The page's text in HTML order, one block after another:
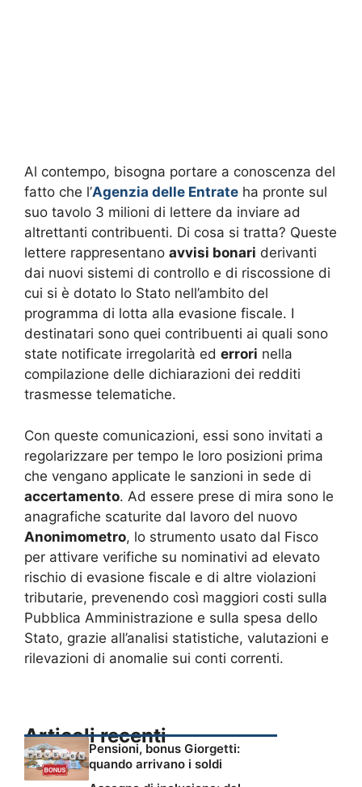
Al contempo, bisogna portare a conoscenza del
fatto che l’Agenzia delle Entrate ha pronte sul
suo tavolo 3 milioni di lettere da inviare ad
altrettanti contribuenti. Di cosa si tratta? Queste
lettere rappresentano avvisi bonari derivanti
dai nuovi sistemi di controllo e di riscossione di
cui si è dotato lo Stato nell’ambito del
programma di lotta alla evasione fiscale. I
destinatari sono quei contribuenti ai quali sono
state notificate irregolarità ed errori nella
compilazione delle dichiarazioni dei redditi
trasmesse telematiche.
Con queste comunicazioni, essi sono invitati a
regolarizzare per tempo le loro posizioni prima
che vengano applicate le sanzioni in sede di
accertamento. Ad essere prese di mira sono le
anagrafiche scaturite dal lavoro del nuovo
Anonimometro, lo strumento usato dal Fisco
per attivare verifiche su nominativi ad elevato
rischio di evasione fiscale e di altre violazioni
tributarie, prevenendo così maggiori costi sulla
Pubblica Amministrazione e sulla spesa dello
Stato, grazie all’analisi statistiche, valutazioni e
rilevazioni di anomalie sui conti correnti.
Articoli recenti
Pensioni, bonus Giorgetti:
quando arrivano i soldi